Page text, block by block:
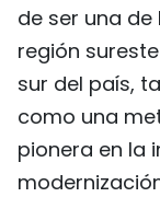
de ser una
región
sur del país,
como una
pionera en la